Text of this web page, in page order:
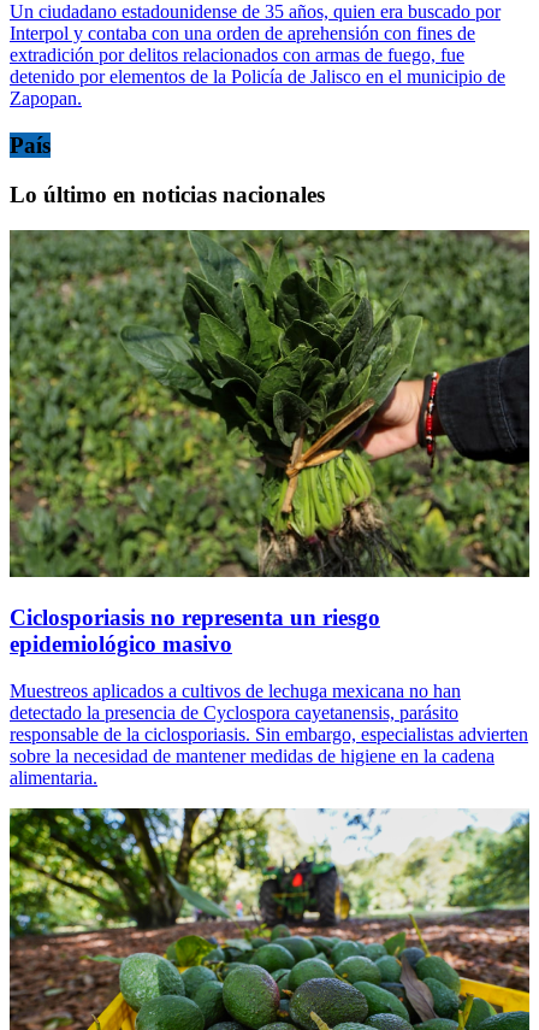
Un ciudadano estadounidense de 35 años, quien era buscado por
Interpol y contaba con una orden de aprehensión con fines de
extradición por delitos relacionados con armas de fuego, fue
detenido por elementos de la Policía de Jalisco en el municipio de
Zapopan.
País
Lo último en noticias nacionales
Ciclosporiasis no representa un riesgo
epidemiológico masivo
Muestreos aplicados a cultivos de lechuga mexicana no han
detectado la presencia de Cyclospora cayetanensis, parásito
responsable de la ciclosporiasis. Sin embargo, especialistas advierten
sobre la necesidad de mantener medidas de higiene en la cadena
alimentaria.